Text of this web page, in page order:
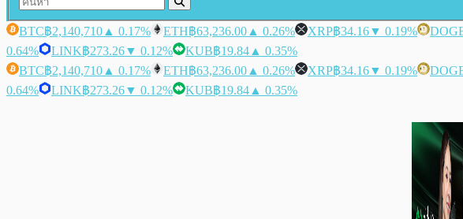
BTC฿2,140,710 ▲ 0.17% ETH฿63,236.00 ▲ 0.26% XRP฿34.16▼ 0.19%
0.64%
LINK฿273.26▼ 0.12% KUB฿19.84 ▲ 0.35%
BTC฿2,140,710 ▲ 0.17% ETH฿63,236.00 ▲ 0.26% XRP฿34.16▼ 0.19%
0.64%
LINK฿273.26▼ 0.12% KUB฿19.84 ▲ 0.35%